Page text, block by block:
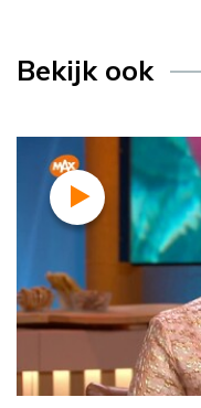
Bekijk ook